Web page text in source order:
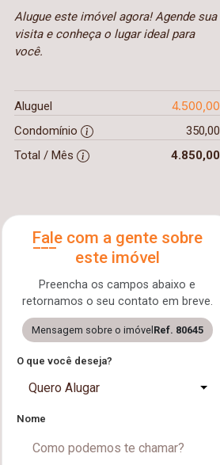
Alugue este imóvel agora! Agende sua
visita e conheça o lugar ideal para
você.
Aluguel 4.500,00
Condomínio
350,00
Total / Mês
4.850,00
Fale com a gente sobre
este imóvel
Preencha os campos abaixo e
retornamos o seu contato em breve.
Mensagem sobre o imóvel Ref. 80645
O que você deseja?
Quero Alugar
Nome